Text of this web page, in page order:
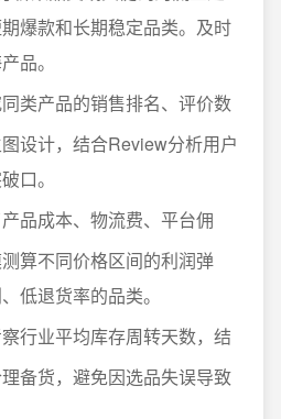
爆款和长期稳定品类。及时
品。
类产品的销售排名、评价数
设计，结合Review分析用户
口。
品成本、物流费、平台佣
算不同价格区间的利润弹
低退货率的品类。
行业平均库存周转天数，结
备货，避免因选品失误导致